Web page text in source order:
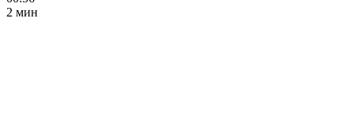
2 мин